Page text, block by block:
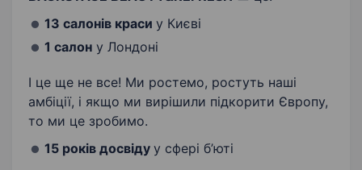
13 салонів краси у Києві
1 салон у Лондоні
І це ще не все! Ми ростемо, ростуть наші
амбіції, і якщо ми вирішили підкорити Європу,
то ми це зробимо.
15 років досвіду у сфері б’юті